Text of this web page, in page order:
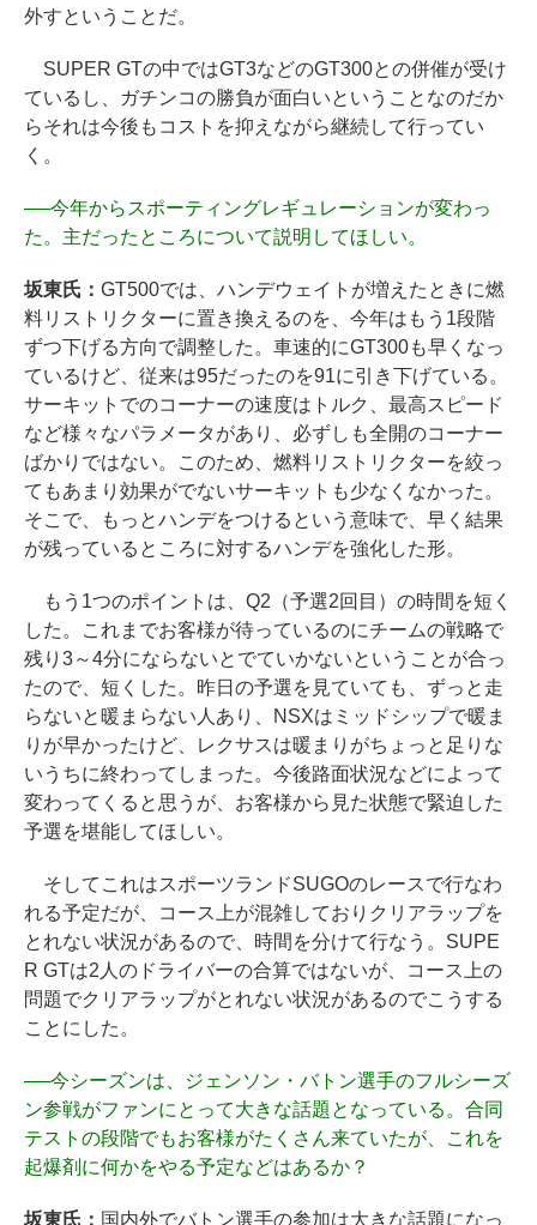
外すということだ。
SUPER GTの中ではGT3などのGT300との併催が受け
ているし、ガチンコの勝負が面白いということなのだか
らそれは今後もコストを抑えながら継続して行ってい
く。
──今年からスポーティングレギュレーションが変わっ
た。主だったところについて説明してほしい。
坂東氏： GT500では、ハンデウェイトが増えたときに燃
料リストリクターに置き換えるのを、今年はもう1段階
ずつ下げる方向で調整した。車速的にGT300も早くなっ
ているけど、従来は95だったのを91に引き下げている。
サーキットでのコーナーの速度はトルク、最高スピード
など様々なパラメータがあり、必ずしも全開のコーナー
ばかりではない。このため、燃料リストリクターを絞っ
てもあまり効果がでないサーキットも少なくなかった。
そこで、もっとハンデをつけるという意味で、早く結果
が残っているところに対するハンデを強化した形。
もう1つのポイントは、Q2（予選2回目）の時間を短く
した。これまでお客様が待っているのにチームの戦略で
残り3～4分にならないとでていかないということが合っ
たので、短くした。昨日の予選を見ていても、ずっと走
らないと暖まらない人あり、NSXはミッドシップで暖ま
りが早かったけど、レクサスは暖まりがちょっと足りな
いうちに終わってしまった。今後路面状況などによって
変わってくると思うが、お客様から見た状態で緊迫した
予選を堪能してほしい。
そしてこれはスポーツランドSUGOのレースで行なわ
れる予定だが、コース上が混雑しておりクリアラップを
とれない状況があるので、時間を分けて行なう。SUPE
R GTは2人のドライバーの合算ではないが、コース上の
問題でクリアラップがとれない状況があるのでこうする
ことにした。
──今シーズンは、ジェンソン・バトン選手のフルシーズ
ン参戦がファンにとって大きな話題となっている。合同
テストの段階でもお客様がたくさん来ていたが、これを
起爆剤に何かをやる予定などはあるか？
坂東氏： 国内外でバトン選手の参加は大きな話題になっ